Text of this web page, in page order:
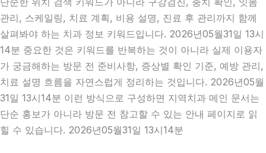
관리, 스케일링, 치료 계획, 비용 설명, 진료 후 관리까지 함께
살펴봐야 하는 치과 정보 키워드입니다. 2026년05월31일 13시
14분 중요한 것은 키워드를 반복하는 것이 아니라 실제 이용자
가 궁금해하는 방문 전 준비사항, 증상별 확인 기준, 예방 관리,
치료 설명 흐름을 자연스럽게 정리하는 것입니다. 2026년05월
31일 13시14분 이런 방식으로 구성하면 지역치과 메인 문서는
단순 홍보가 아니라 방문 전 참고할 수 있는 안내 페이지로 읽
힐 수 있습니다. 2026년05월31일 13시14분